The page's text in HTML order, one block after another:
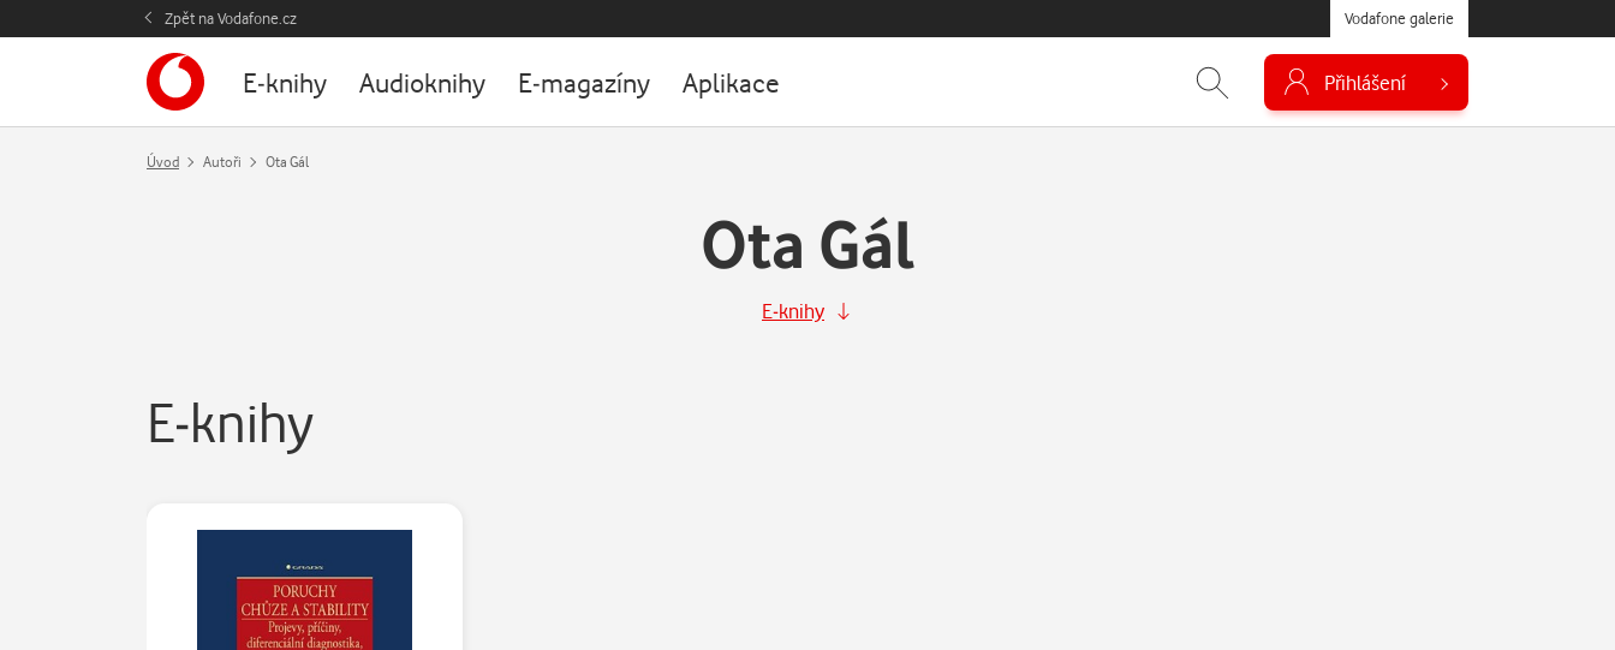
Zpět na Vodafone.cz Vodafone galerie
E-knihy Audioknihy E-magazíny Aplikace Přihlášení
Úvod Autoři Ota Gál
Ota Gál
E-knihy
E-knihy